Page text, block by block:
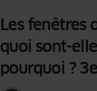
Les fenêtres
quoi sont-
pourquoi ?